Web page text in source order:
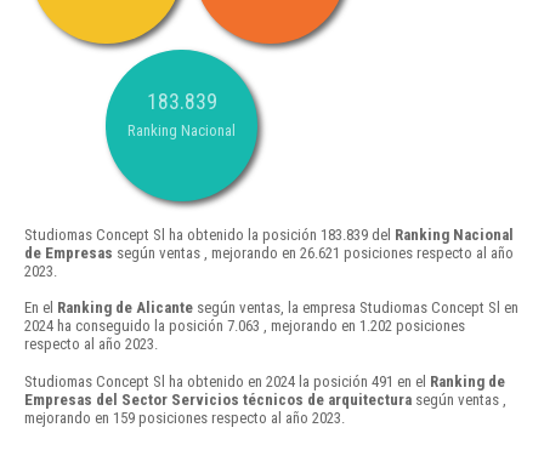
183.839
Ranking Nacional
Studiomas Concept Sl ha obtenido la posición 183.839 del Ranking Nacional
de Empresas según ventas , mejorando en 26.621 posiciones respecto al año
2023.
En el Ranking de Alicante según ventas, la empresa Studiomas Concept Sl en
2024 ha conseguido la posición 7.063 , mejorando en 1.202 posiciones
respecto al año 2023.
Studiomas Concept Sl ha obtenido en 2024 la posición 491 en el Ranking de
Empresas del Sector Servicios técnicos de arquitectura según ventas ,
mejorando en 159 posiciones respecto al año 2023.